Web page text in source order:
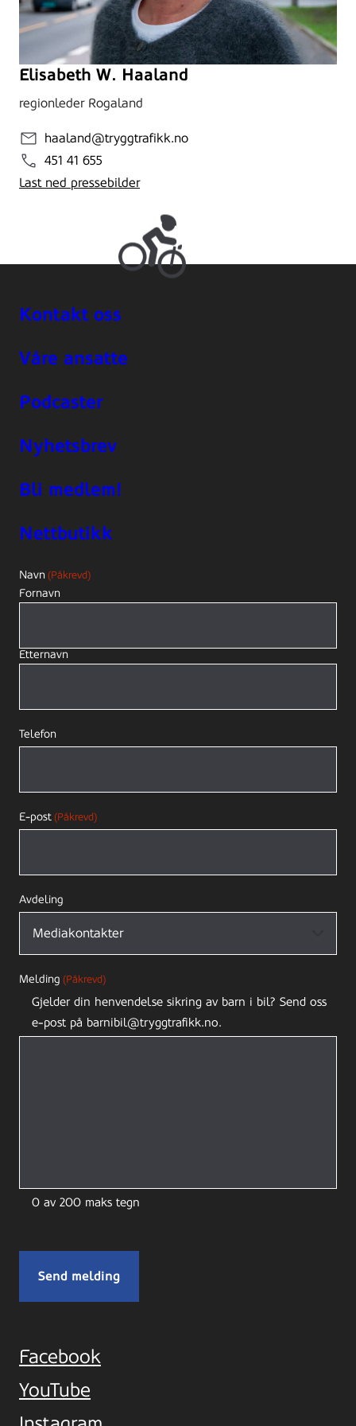
Elisabeth W. Haaland
regionleder Rogaland
haaland@tryggtrafikk.no
451 41 655
Last ned pressebilder
Kontakt oss
Våre ansatte
Podcaster
Nyhetsbrev
Bli medlem!
Nettbutikk
Navn (Påkrevd)
Fornavn
Etternavn
Telefon
E-post (Påkrevd)
Avdeling
Melding (Påkrevd)
Gjelder din henvendelse sikring av barn i bil? Send oss
e-post på barnibil@tryggtrafikk.no.
0 av 200 maks tegn
Facebook
YouTube